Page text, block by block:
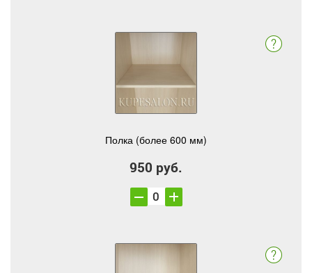
Полка (более 600 мм)
950 руб.